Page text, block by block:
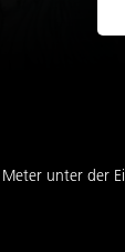
unter der